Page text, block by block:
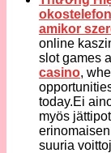
amikor
online
slot games
casino,
today.Ei
myös
suuria